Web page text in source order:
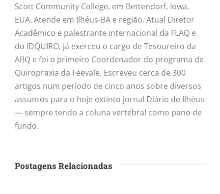
Scott Community College, em Bettendorf, Iowa,
EUA. Atende em Ilhéus-BA e região. Atual Diretor
Acadêmico e palestrante internacional da FLAQ e
do IDQUIRO, já exerceu o cargo de Tesoureiro da
ABQ e foi o primeiro Coordenador do programa de
Quiropraxia da Feevale. Escreveu cerca de 300
artigos num período de cinco anos sobre diversos
assuntos para o hoje extinto jornal Diário de Ilhéus
— sempre tendo a coluna vertebral como pano de
fundo.
Postagens Relacionadas